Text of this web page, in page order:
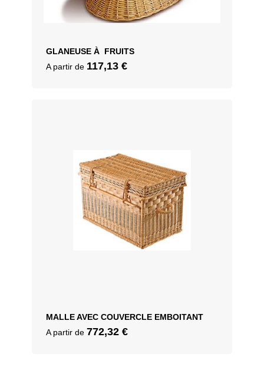
GLANEUSE À FRUITS
A partir de 117,13 €
MALLE AVEC COUVERCLE EMBOITANT
A partir de 772,32 €